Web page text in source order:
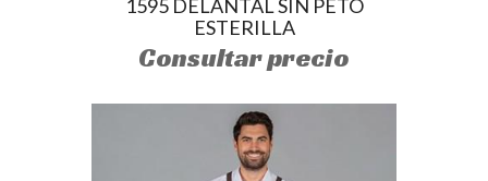
1595 DELANTAL SIN PETO
ESTERILLA
Consultar precio